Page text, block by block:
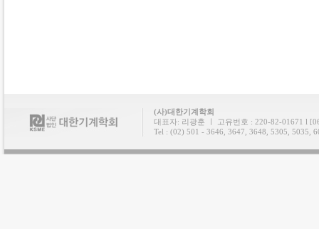
(사)대한기계학회
대표자: 리광훈 ㅣ 고유번호 : 220-82-01671 l
Tel : (02) 501 - 3646, 3647, 3648, 5305, 5035,